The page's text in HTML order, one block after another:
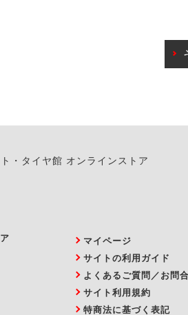
また、やむを得ない事由によりご予
・タイヤ館 オンラインストア
マイページ
サイトの利用ガイド
よくあるご質問／お問
サイト利用規約
特商法に基づく表記